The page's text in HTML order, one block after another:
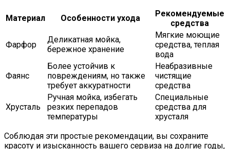
Материал Особенности ухода
Рекомендуемые
средства
Фарфор
Деликатная мойка,
бережное хранение
Мягкие моющие
средства, теплая
вода
Фаянс
Более устойчив к
повреждениям, но также
требует аккуратности
Неабразивные
чистящие
средства
Хрусталь
Ручная мойка, избегать
резких перепадов
температуры
Специальные
средства для
хрусталя
Соблюдая эти простые рекомендации, вы сохраните
красоту и изысканность вашего сервиза на долгие годы,